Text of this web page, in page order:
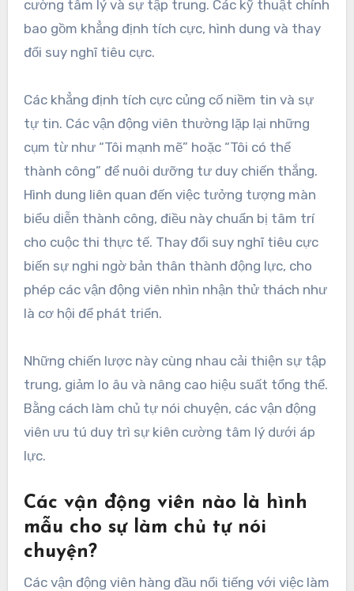
cường tâm lý và sự tập trung. Các kỹ thuật chính
bao gồm khẳng định tích cực, hình dung và thay
đổi suy nghĩ tiêu cực.
Các khẳng định tích cực củng cố niềm tin và sự
tự tin. Các vận động viên thường lặp lại những
cụm từ như “Tôi mạnh mẽ” hoặc “Tôi có thể
thành công” để nuôi dưỡng tư duy chiến thắng.
Hình dung liên quan đến việc tưởng tượng màn
biểu diễn thành công, điều này chuẩn bị tâm trí
cho cuộc thi thực tế. Thay đổi suy nghĩ tiêu cực
biến sự nghi ngờ bản thân thành động lực, cho
phép các vận động viên nhìn nhận thử thách như
là cơ hội để phát triển.
Những chiến lược này cùng nhau cải thiện sự tập
trung, giảm lo âu và nâng cao hiệu suất tổng thể.
Bằng cách làm chủ tự nói chuyện, các vận động
viên ưu tú duy trì sự kiên cường tâm lý dưới áp
lực.
Các vận động viên nào là hình
mẫu cho sự làm chủ tự nói
chuyện?
Các vận động viên hàng đầu nổi tiếng với việc làm